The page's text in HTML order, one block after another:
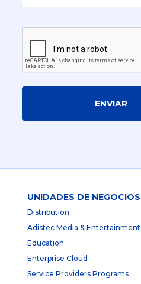
ENVIAR
UNIDADES DE NEGOCIOS
Distribution
Adistec Media & Entertainment
Education
Enterprise Cloud
Service Providers Programs